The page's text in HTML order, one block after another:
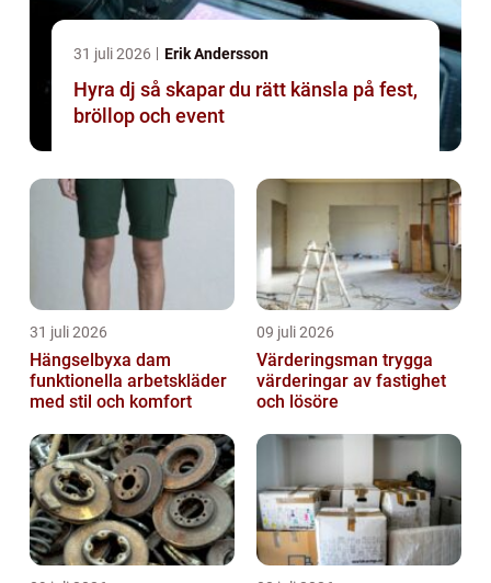
31 juli 2026 Erik Andersson
Hyra dj så skapar du rätt känsla på fest,
bröllop och event
31 juli 2026
Hängselbyxa dam
funktionella arbetskläder
med stil och komfort
09 juli 2026
Värderingsman trygga
värderingar av fastighet
och lösöre